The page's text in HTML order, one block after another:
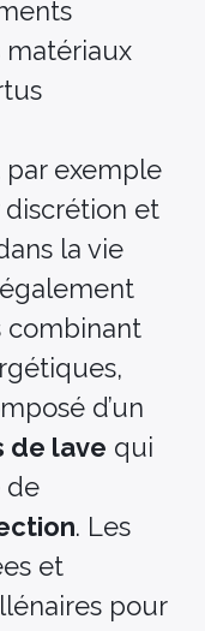
matériaux
par exemple
et
la vie
combinant
d’un
de lave qui
de
. Les
et
pour